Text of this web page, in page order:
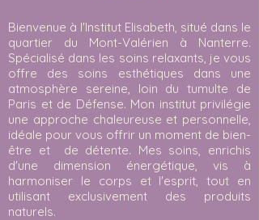
Bienvenue à l'Institut Elisabeth, situé dans le
quartier du Mont-Valérien à Nanterre.
Spécialisé dans les soins relaxants, je vous
offre des soins esthétiques dans une
atmosphère sereine, loin du tumulte de
Paris et de Défense. Mon institut privilégie
une approche chaleureuse et personnelle,
idéale pour vous offrir un moment de bien-
être et de détente. Mes soins, enrichis
d'une dimension énergétique, vis à
harmoniser le corps et l'esprit, tout en
utilisant exclusivement des produits
naturels.